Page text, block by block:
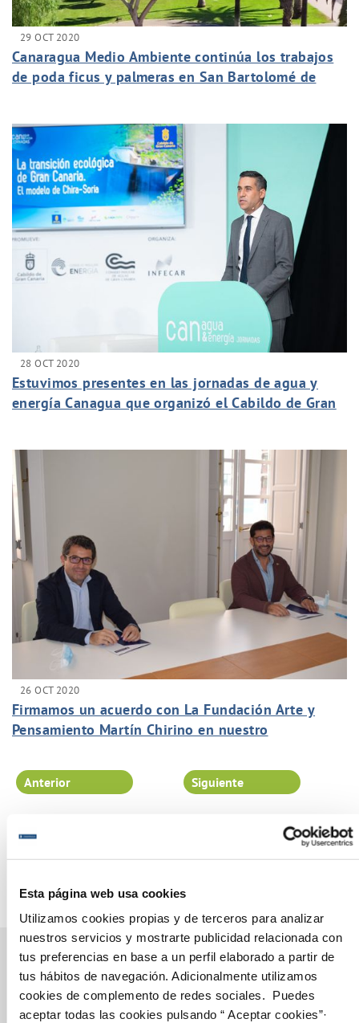
Esta página web usa cookies
Utilizamos cookies propias y de terceros para analizar
nuestros servicios y mostrarte publicidad relacionada con
tus preferencias en base a un perfil elaborado a partir de
tus hábitos de navegación. Adicionalmente utilizamos
cookies de complemento de redes sociales. Puedes
aceptar todas las cookies pulsando “ Aceptar cookies”·
29 OCT 2020
Canaragua Medio Ambiente continúa los trabajos
de poda ficus y palmeras en San Bartolomé de
28 OCT 2020
Estuvimos presentes en las jornadas de agua y
energía Canagua que organizó el Cabildo de Gran
26 OCT 2020
Firmamos un acuerdo con La Fundación Arte y
Pensamiento Martín Chirino en nuestro
Página 61 de 102
Anterior Siguiente
Gestiones Online